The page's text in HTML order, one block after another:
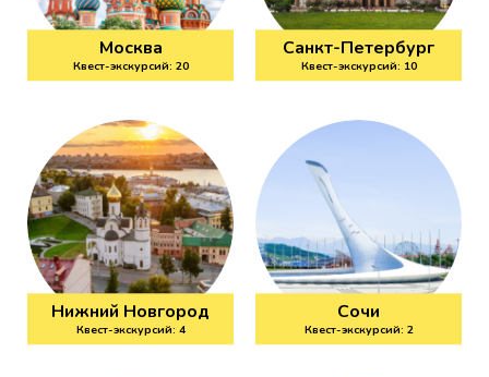
Москва
Квест-экскурсий: 20
Санкт-Петербург
Квест-экскурсий: 10
Нижний Новгород
Квест-экскурсий: 4
Сочи
Квест-экскурсий: 2